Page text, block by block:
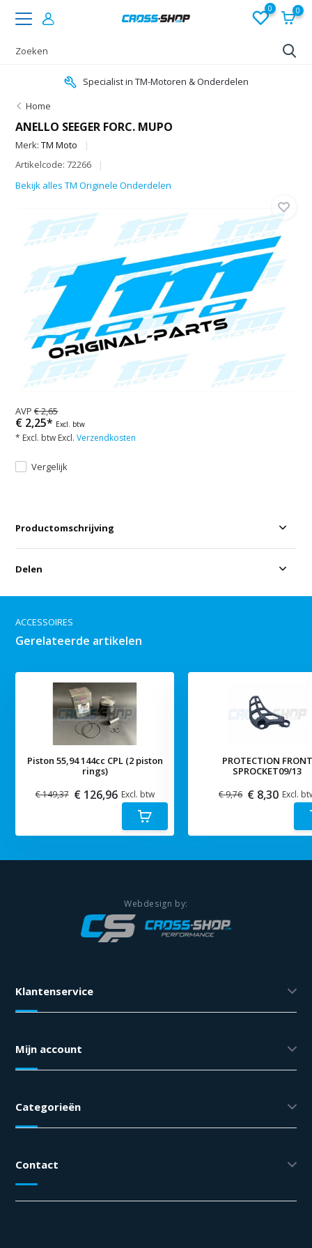
0 0
Specialist in TM-Motoren & Onderdelen
Home
ANELLO SEEGER FORC. MUPO
Merk:TM Moto
Artikelcode: 72266
Bekijk alles TM Originele Onderdelen
AVP€ 2,65
€ 2,25* Excl. btw
* Excl. btw Excl.Verzendkosten
Vergelijk
Productomschrijving
Delen
ACCESSOIRES
Gerelateerde artikelen
Piston 55,94 144cc CPL (2 piston
rings)
€ 149,37 € 126,96 Excl. btw
PROTECTION FRONT
SPROCKET09/13
€ 9,76 € 8,30 Excl.
Klantenservice
Mijn account
Categorieën
Contact